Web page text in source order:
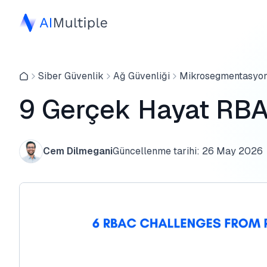
Siber Güvenlik Ağ Güvenliği
9 Gerçek Hayat
Cem DilmeganiGüncellenme tarihi: 26 May 2026